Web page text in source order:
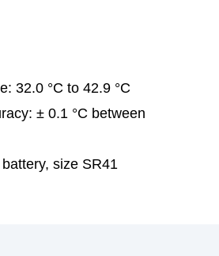
32.0 °C to 42.9 °C
± 0.1 °C between
size SR41